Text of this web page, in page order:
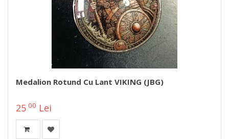
Medalion Rotund Cu Lant VIKING (JBG)
25 00 Lei